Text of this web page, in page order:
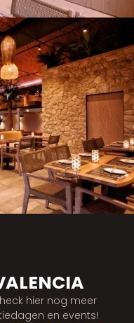
hier nog meer
en events!